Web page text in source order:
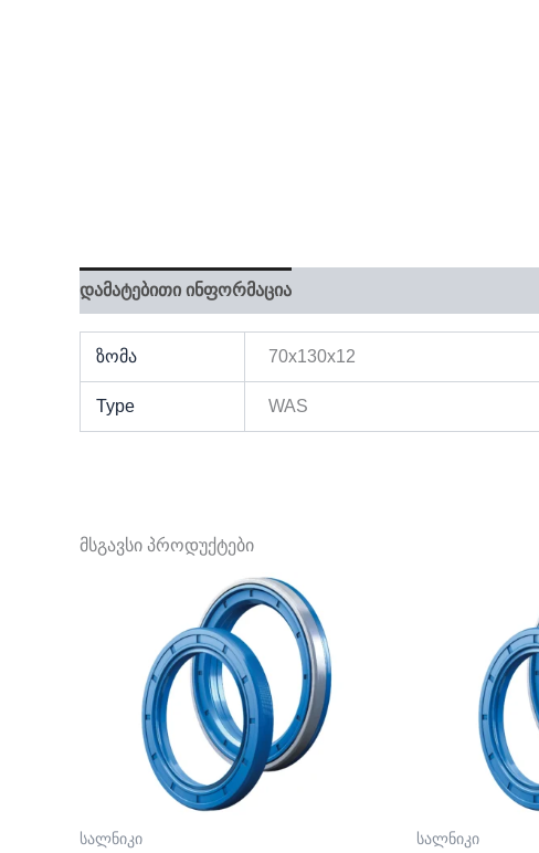
დამატებითი ინფორმაცია
ზომა 70x130x12
Type WAS
მსგავსი პროდუქტები
სალნიკი სალნიკი